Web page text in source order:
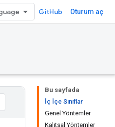
GitHub Oturum aç
Bu sayfada
İç İçe Sınıflar
Genel Yöntemler
Kalıtsal Yöntemler